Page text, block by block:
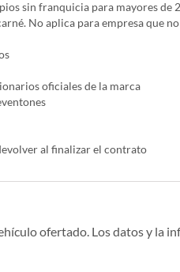
sin franquicia para mayores de
No aplica para empresa que
oficiales de la marca
al finalizar el contrato
ofertado. Los datos y